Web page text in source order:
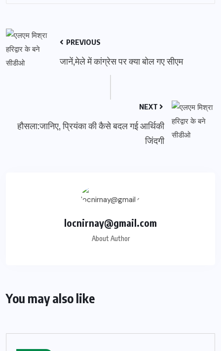
PREVIOUS
जानें,मेले में कांग्रेस पर क्या बोल गए सीएम
NEXT
हौसला:जानिए, प्रियंका की कैसे बदल गई आर्थिकी
जिंदगी
locnirnay@gmail.com
About Author
You may also like